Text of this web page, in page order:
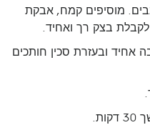
מוסיפים קמח, אבקת
בצק רך ואחיד.
ובעזרת סכין חותכים